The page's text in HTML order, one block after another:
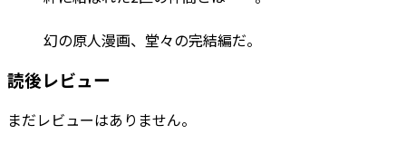
幻の原人漫画、堂々の完結編だ。
読後レビュー
まだレビューはありません。